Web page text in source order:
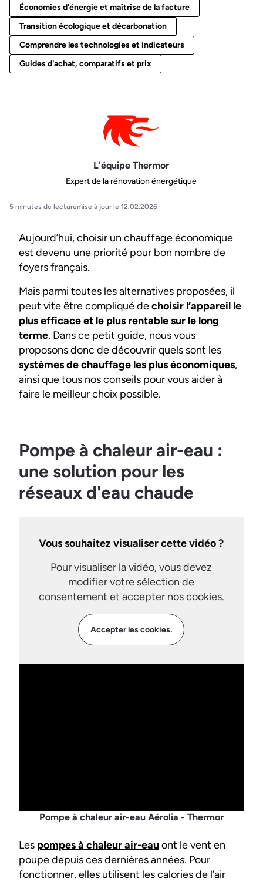
Économies d'énergie et maîtrise de la facture
Transition écologique et décarbonation
Comprendre les technologies et indicateurs
Guides d'achat, comparatifs et prix
L'équipe Thermor
Expert de la rénovation énergétique
5 minutes de lecturemise à jour le 12.02.2026
Aujourd’hui, choisir un chauffage économique
est devenu une priorité pour bon nombre de
foyers français.
Mais parmi toutes les alternatives proposées, il
peut vite être compliqué dechoisir l’appareil le
plus efficace et le plus rentable sur le long
terme. Dans ce petit guide, nous vous
proposons donc de découvrir quels sont les
systèmes de chauffage les plus économiques,
ainsi que tous nos conseils pour vous aider à
faire le meilleur choix possible.
Pompe à chaleur air-eau :
une solution pour les
réseaux d'eau chaude
Vous souhaitez visualiser cette vidéo ?
Pour visualiser la vidéo, vous devez
modifier votre sélection de
consentement et accepter nos cookies.
Accepter les cookies.
Pompe à chaleur air-eau Aérolia - Thermor
Les pompes à chaleur air-eauont le vent en
poupe depuis ces dernières années. Pour
fonctionner, elles utilisent les calories de l’air